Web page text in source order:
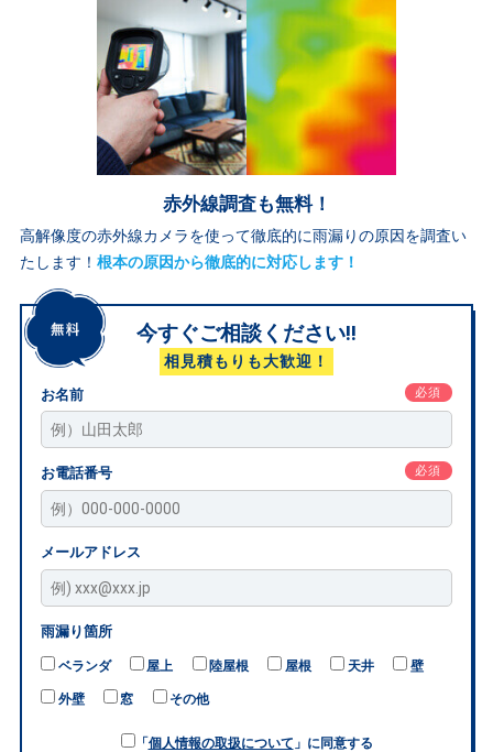
赤外線調査も無料！
高解像度の赤外線カメラを使って徹底的に雨漏りの原因を調査い
たします！ 根本の原因から徹底的に対応します！
今すぐご相談ください!!
相見積もりも大歓迎！
お名前 必須
お電話番号 必須
メールアドレス
雨漏り箇所
ベランダ 屋上 陸屋根 屋根 天井 壁
外壁 窓 その他
「個人情報の取扱について 」に同意する